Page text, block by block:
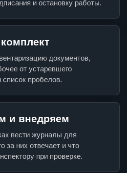
и остановку работы.
документов,
от устаревшего
список пробелов.
и внедряем
вести журналы для
за них отвечает и что
при проверке.